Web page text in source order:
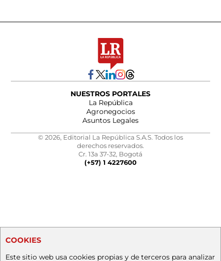
NUESTROS PORTALES
La República
Agronegocios
Asuntos Legales
© 2026, Editorial La República S.A.S. Todos los
derechos reservados.
Cr. 13a 37-32, Bogotá
(+57) 1 4227600
COOKIES
Este sitio web usa cookies propias y de terceros para analizar